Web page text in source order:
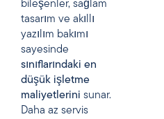
bileşenler, sağlam
tasarım ve akıllı
yazılım bakımı
sayesinde
sınıflarındaki en
düşük işletme
maliyetlerini sunar.
Daha az servis